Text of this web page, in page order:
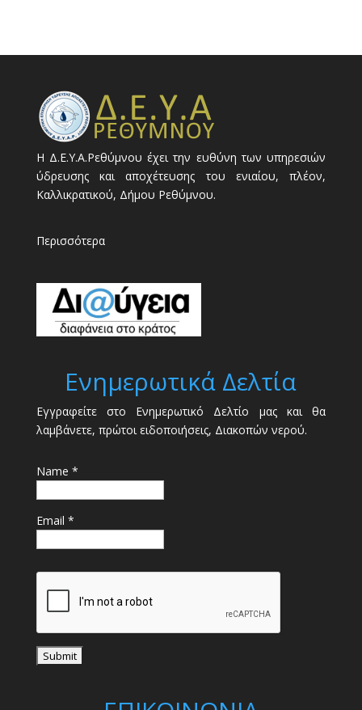
Η Δ.Ε.Υ.Α.Ρεθύμνου έχει την ευθύνη των υπηρεσιών
ύδρευσης και αποχέτευσης του ενιαίου, πλέον,
Καλλικρατικού, Δήμου Ρεθύμνου.
Περισσότερα
Ενημερωτικά Δελτία
Εγγραφείτε στο Ενημερωτικό Δελτίο μας και θα
λαμβάνετε, πρώτοι ειδοποιήσεις, Διακοπών νερού.
Name *
Email *